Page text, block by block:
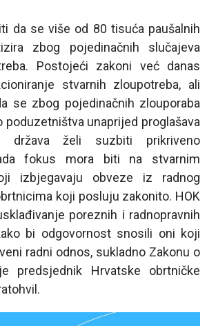
da se više od 80 tisuća paušalnih
zbog pojedinačnih slučajeva
Postojeći zakoni već danas
stvarnih zloupotreba, ali
se zbog pojedinačnih zlouporaba
unaprijed proglašava
država želi suzbiti prikriveno
fokus mora biti na stvarnim
izbjegavaju obveze iz radnog
koji posluju zakonito. HOK
poreznih i radnopravnih
bi odgovornost snosili oni koji
radni odnos, sukladno Zakonu o
predsjednik Hrvatske obrtničke